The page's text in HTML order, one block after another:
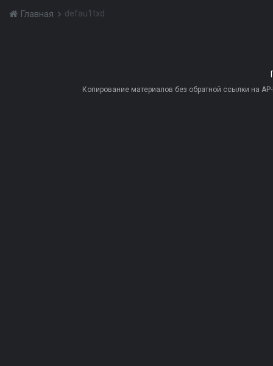
Главная defau1txd
Копирование материалов без обратной ссылки на